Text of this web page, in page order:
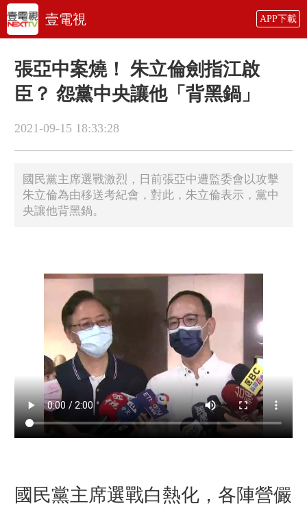
壹電視 APP下載
張亞中案燒！ 朱立倫劍指江啟
臣？ 怨黨中央讓他「背黑鍋」
2021-09-15 18:33:28
國民黨主席選戰激烈，日前張亞中遭監委會以攻擊
朱立倫為由移送考紀會，對此，朱立倫表示，黨中
央讓他背黑鍋。
國民黨主席選戰白熱化，各陣營儼